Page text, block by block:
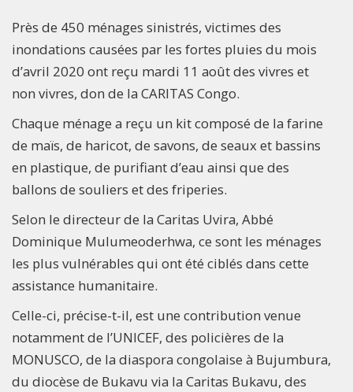
Près de 450 ménages sinistrés, victimes des
inondations causées par les fortes pluies du mois
d’avril 2020 ont reçu mardi 11 août des vivres et
non vivres, don de la CARITAS Congo.
Chaque ménage a reçu un kit composé de la farine
de maïs, de haricot, de savons, de seaux et bassins
en plastique, de purifiant d’eau ainsi que des
ballons de souliers et des friperies.
Selon le directeur de la Caritas Uvira, Abbé
Dominique Mulumeoderhwa, ce sont les ménages
les plus vulnérables qui ont été ciblés dans cette
assistance humanitaire.
Celle-ci, précise-t-il, est une contribution venue
notamment de l’UNICEF, des policières de la
MONUSCO, de la diaspora congolaise à Bujumbura,
du diocèse de Bukavu via la Caritas Bukavu, des